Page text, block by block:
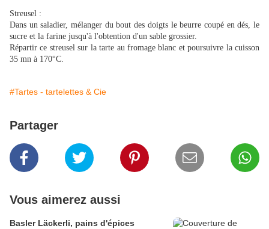
Streusel :
Dans un saladier, mélanger du bout des doigts le beurre coupé en dés, le
sucre et la farine jusqu'à l'obtention d'un sable grossier.
Répartir ce streusel sur la tarte au fromage blanc et poursuivre la cuisson
35 mn à 170°C.
#Tartes - tartelettes & Cie
Partager
Vous aimerez aussi
Basler Läckerli, pains d'épices